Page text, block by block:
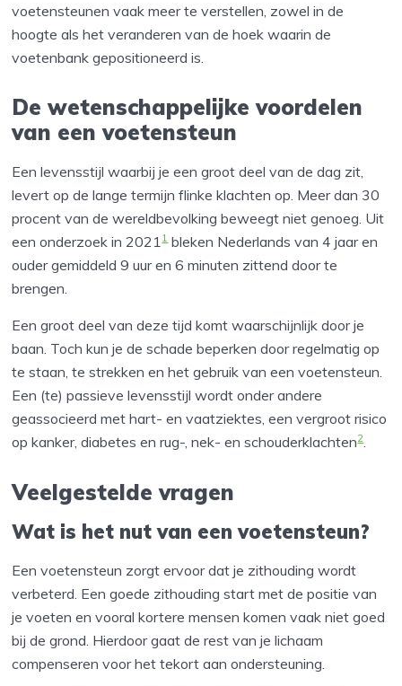
voetensteunen vaak meer te verstellen, zowel in de
hoogte als het veranderen van de hoek waarin de
voetenbank gepositioneerd is.
De wetenschappelijke voordelen
van een voetensteun
Een levensstijl waarbij je een groot deel van de dag zit,
levert op de lange termijn flinke klachten op. Meer dan 30
procent van de wereldbevolking beweegt niet genoeg. Uit
een onderzoek in 20211bleken Nederlands van 4 jaar en
ouder gemiddeld 9 uur en 6 minuten zittend door te
brengen.
Een groot deel van deze tijd komt waarschijnlijk door je
baan. Toch kun je de schade beperken door regelmatig op
te staan, te strekken en het gebruik van een voetensteun.
Een (te) passieve levensstijl wordt onder andere
geassocieerd met hart- en vaatziektes, een vergroot risico
op kanker, diabetes en rug-, nek- en schouderklachten2.
Veelgestelde vragen
Wat is het nut van een voetensteun?
Een voetensteun zorgt ervoor dat je zithouding wordt
verbeterd. Een goede zithouding start met de positie van
je voeten en vooral kortere mensen komen vaak niet goed
bij de grond. Hierdoor gaat de rest van je lichaam
compenseren voor het tekort aan ondersteuning.